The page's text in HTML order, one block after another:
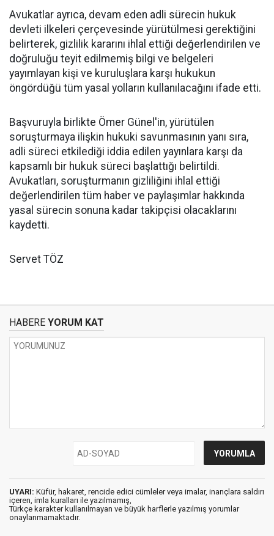
Avukatlar ayrıca, devam eden adli sürecin hukuk
devleti ilkeleri çerçevesinde yürütülmesi gerektiğini
belirterek, gizlilik kararını ihlal ettiği değerlendirilen ve
doğruluğu teyit edilmemiş bilgi ve belgeleri
yayımlayan kişi ve kuruluşlara karşı hukukun
öngördüğü tüm yasal yolların kullanılacağını ifade etti.
Başvuruyla birlikte Ömer Günel'in, yürütülen
soruşturmaya ilişkin hukuki savunmasının yanı sıra,
adli süreci etkilediği iddia edilen yayınlara karşı da
kapsamlı bir hukuk süreci başlattığı belirtildi.
Avukatları, soruşturmanın gizliliğini ihlal ettiği
değerlendirilen tüm haber ve paylaşımlar hakkında
yasal sürecin sonuna kadar takipçisi olacaklarını
kaydetti.
Servet TÖZ
HABERE YORUM KAT
UYARI: Küfür, hakaret, rencide edici cümleler veya imalar, inançlara saldırı
içeren, imla kuralları ile yazılmamış,
Türkçe karakter kullanılmayan ve büyük harflerle yazılmış yorumlar
onaylanmamaktadır.